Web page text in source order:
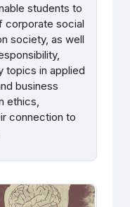
students to
corporate social
society, as well
topics in applied
business
ethics,
connection to
Päevaõpe -